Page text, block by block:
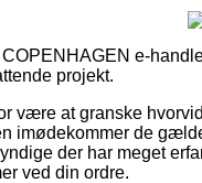
e-
projekt.
være at granske
imødekommer de
der har meget
ved din ordre.